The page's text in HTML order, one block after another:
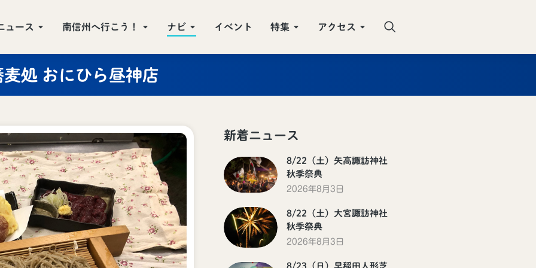
ュース 南信州へ行こう！ ナビ イベント 特集 アクセス
麦処 おにひら昼神店
新着ニュース
8/22（土）矢高諏訪神社
秋季祭典
2026年8月3日
8/22（土）大宮諏訪神社
秋季祭典
2026年8月3日
8/23（日）早稲田人形芝